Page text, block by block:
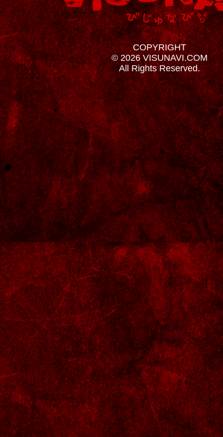
COPYRIGHT
© 2026 VISUNAVI.COM
All Rights Reserved.